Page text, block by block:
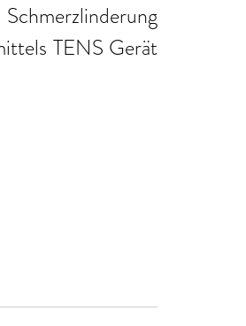
TENS Gerät